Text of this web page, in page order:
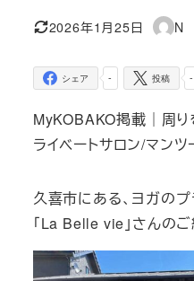
更新日
2026年1月25日
著
N
-
シェア -
投稿
MyKOBAKO掲載｜周
ライベートサロン/マンツ
久喜市にある、ヨガのプ
「La Belle vie」さんのご